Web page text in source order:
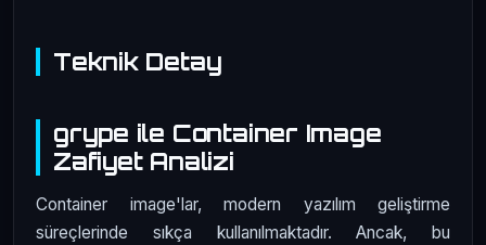
Teknik Detay
grype ile Container Image
Zafiyet Analizi
Container image'lar, modern yazılım geliştirme
süreçlerinde sıkça kullanılmaktadır. Ancak, bu